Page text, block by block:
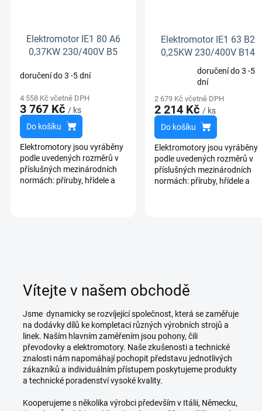
Elektromotor IE1 80 A6
0,37KW 230/400V B5
doručení do 3 -5 dní
4 558 Kč včetně DPH
3 767 Kč / ks
Do košíku
Elektromotory jsou vyráběny
podle uvedených rozměrů v
příslušných mezinárodních
normách: příruby, hřídele a
Elektromotor IE1 63 B2
0,25KW 230/400V B14
produktu
je
5,0
5
hvězdiček.
doručení do 3 -5
dní
2 679 Kč včetně DPH
2 214 Kč / ks
Do košíku
Elektromotory jsou vyráběny
podle uvedených rozměrů v
příslušných mezinárodních
normách: příruby, hřídele a
Vítejte v našem obchodě
Jsme dynamicky se rozvíjející společnost, která se zaměřuje
na dodávky dílů ke kompletaci různých výrobních strojů a
linek. Naším hlavním zaměřením jsou pohony, čili
převodovky a elektromotory. Naše zkušenosti a technické
znalosti nám napomáhají pochopit představu jednotlivých
zákazníků a individuálním přístupem poskytujeme produkty
a technické poradenství vysoké kvality.
Kooperujeme s několika výrobci především v Itálii, Německu,